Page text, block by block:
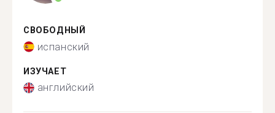
СВОБОДНЫЙ
испанский
ИЗУЧАЕТ
английский